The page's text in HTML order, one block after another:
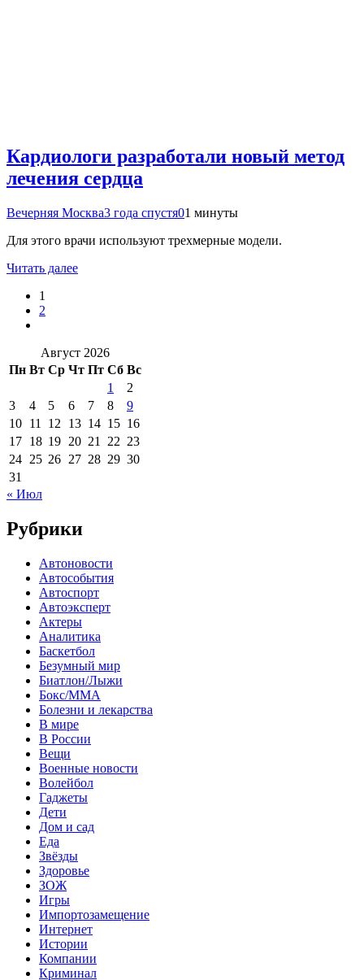
Кардиологи разработали новый метод
лечения сердца
Вечерняя Москва3 года спустя01 минуты
Для этого врачи используют трехмерные модели.
Читать далее
1
2
Август 2026
Пн Вт Ср Чт Пт Сб Вс
1
2
3
4 5 6 7 8
9
10 11 12 13 14 15 16
17 18 19 20 21 22 23
24 25 26 27 28 29 30
31
« Июл
Рубрики
Автоновости
Автособытия
Автоспорт
Автоэксперт
Актеры
Аналитика
Баскетбол
Безумный мир
Биатлон/Лыжи
Бокс/MMA
Болезни и лекарства
В мире
В России
Вещи
Военные новости
Волейбол
Гаджеты
Дети
Дом и сад
Еда
Звёзды
Здоровье
ЗОЖ
Игры
Импортозамещение
Интернет
Истории
Компании
Криминал